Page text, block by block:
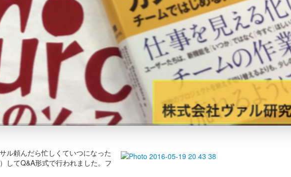
ル頼んだら忙しくていつになった
してQ&A形式で行われました。フ